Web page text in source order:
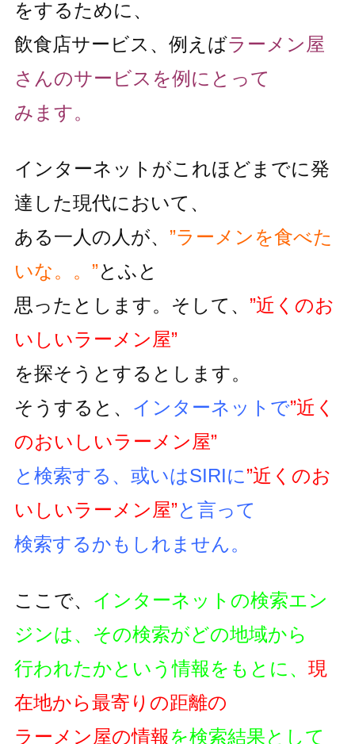
をするために、
飲食店サービス、例えばラーメン屋
さんのサービスを例にとって
みます。
インターネットがこれほどまでに発
達した現代において、
ある一人の人が、 ”ラーメンを食べた
いな。。”とふと
思ったとします。そして、 ”近くのお
いしいラーメン屋”
を探そうとするとします。
そうすると、 インターネットで”近く
のおいしいラーメン屋”
と検索する、或いはSIRIに”近くのお
いしいラーメン屋”と言って
検索するかもしれません。
ここで、 インターネットの検索エン
ジンは、その検索がどの地域から
行われたかという情報をもとに、 現
在地から最寄りの距離の
ラーメン屋の情報を検索結果として